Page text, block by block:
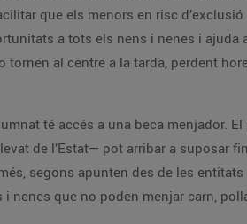
que els menors en risc
a tots els nens i nenes i ajuda
al centre a la tarda, perdent
té accés a una beca menjador.
de l’Estat— pot arribar a
segons apunten des de les
nenes que no poden menjar carn,